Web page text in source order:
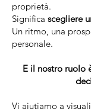
proprietà.
Significa scegliere
Un ritmo, una
personale.
E il nostro ruolo
Vi aiutiamo a